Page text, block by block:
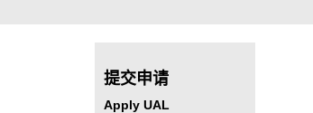
提交申请
Apply UAL